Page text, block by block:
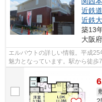
近鉄
近鉄
築13
大阪
エルバウトの詳しい情報。平成
魅力となっています。駅から徒歩
アクセスが良い物件です。当社ス